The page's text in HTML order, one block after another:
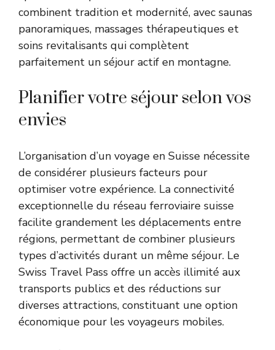
combinent tradition et modernité, avec saunas
panoramiques, massages thérapeutiques et
soins revitalisants qui complètent
parfaitement un séjour actif en montagne.
Planifier votre séjour selon vos
envies
L’organisation d’un voyage en Suisse nécessite
de considérer plusieurs facteurs pour
optimiser votre expérience. La connectivité
exceptionnelle du réseau ferroviaire suisse
facilite grandement les déplacements entre
régions, permettant de combiner plusieurs
types d’activités durant un même séjour. Le
Swiss Travel Pass offre un accès illimité aux
transports publics et des réductions sur
diverses attractions, constituant une option
économique pour les voyageurs mobiles.